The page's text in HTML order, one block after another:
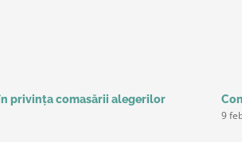
privinţa comasării alegerilor
9